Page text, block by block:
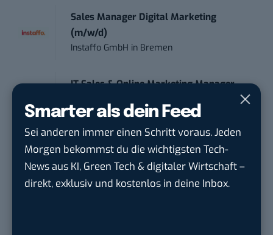
Smarter als dein Feed
Sei anderen immer einen Schritt voraus. Jeden
Morgen bekommst du die wichtigsten Tech-
News aus KI, Green Tech & digitaler Wirtschaft –
direkt, exklusiv und kostenlos in deine Inbox.
Sales Manager Digital Marketing
(m/w/d)
Instaffo GmbH in Bremen
IT Sales & Online Marketing Manager
Instaffo GmbHinKarlsruhe
Marketing Manager – Content
Marketing /...
Acura Fachklinik GmbH in Albstadt